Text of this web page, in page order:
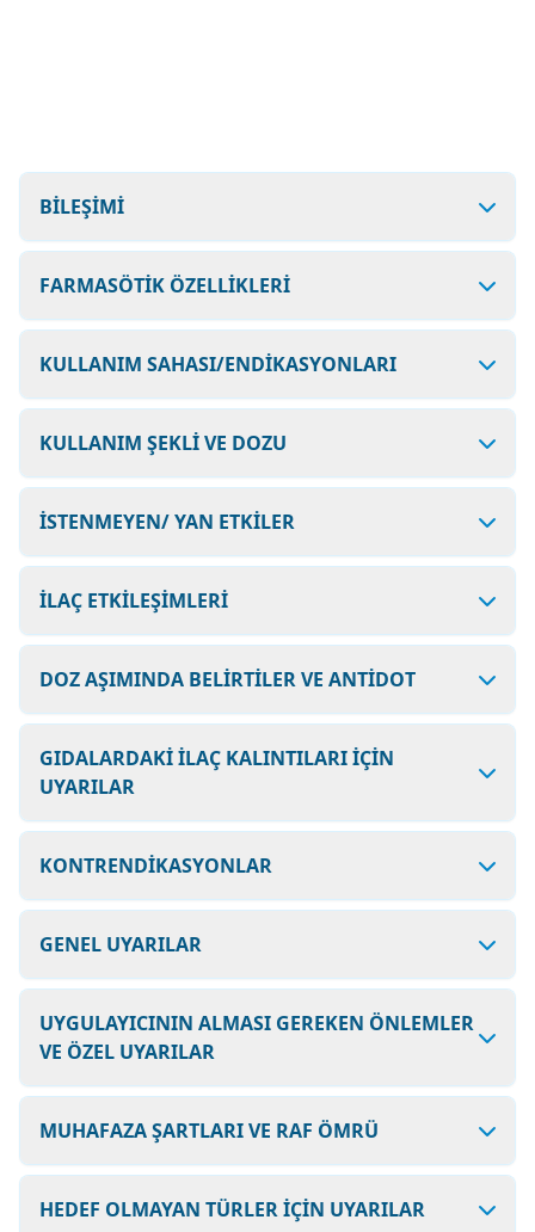
BİLEŞİMİ
FARMASÖTİK ÖZELLİKLERİ
KULLANIM SAHASI/ENDİKASYONLARI
KULLANIM ŞEKLİ VE DOZU
İSTENMEYEN/ YAN ETKİLER
İLAÇ ETKİLEŞİMLERİ
DOZ AŞIMINDA BELİRTİLER VE ANTİDOT
GIDALARDAKİ İLAÇ KALINTILARI İÇİN
UYARILAR
KONTRENDİKASYONLAR
GENEL UYARILAR
UYGULAYICININ ALMASI GEREKEN ÖNLEMLER
VE ÖZEL UYARILAR
MUHAFAZA ŞARTLARI VE RAF ÖMRÜ
HEDEF OLMAYAN TÜRLER İÇİN UYARILAR